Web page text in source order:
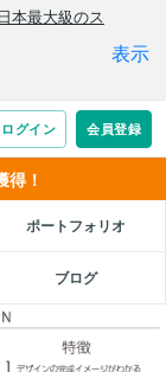
！
ポートフォリオ
ブログ